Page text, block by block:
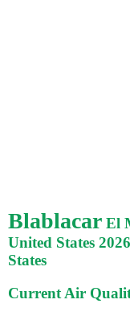
Blablacar El
United States
States
Current Air